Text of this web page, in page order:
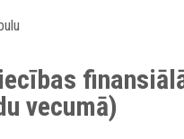
vecumā)